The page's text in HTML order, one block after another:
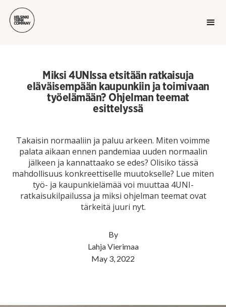
Miksi 4UNIssa etsitään ratkaisuja
eläväisempään kaupunkiin ja toimivaan
työelämään? Ohjelman teemat
esittelyssä
Takaisin normaaliin ja paluu arkeen. Miten voimme
palata aikaan ennen pandemiaa uuden normaalin
jälkeen ja kannattaako se edes? Olisiko tässä
mahdollisuus konkreettiselle muutokselle? Lue miten
työ- ja kaupunkielämää voi muuttaa 4UNI-
ratkaisukilpailussa ja miksi ohjelman teemat ovat
tärkeitä juuri nyt.
By
Lahja Vierimaa
May 3, 2022